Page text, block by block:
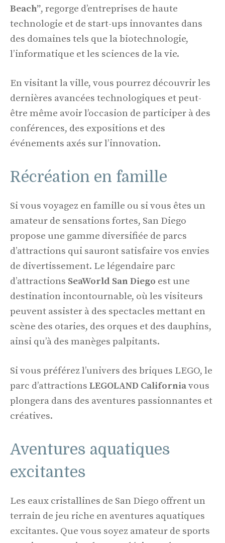
Beach”, regorge d’entreprises de haute
technologie et de start-ups innovantes dans
des domaines tels que la biotechnologie,
l’informatique et les sciences de la vie.
En visitant la ville, vous pourrez découvrir les
dernières avancées technologiques et peut-
être même avoir l’occasion de participer à des
conférences, des expositions et des
événements axés sur l’innovation.
Récréation en famille
Si vous voyagez en famille ou si vous êtes un
amateur de sensations fortes, San Diego
propose une gamme diversifiée de parcs
d’attractions qui sauront satisfaire vos envies
de divertissement. Le légendaire parc
d’attractions SeaWorld San Diego est une
destination incontournable, où les visiteurs
peuvent assister à des spectacles mettant en
scène des otaries, des orques et des dauphins,
ainsi qu’à des manèges palpitants.
Si vous préférez l’univers des briques LEGO, le
parc d’attractions LEGOLAND Californiavous
plongera dans des aventures passionnantes et
créatives.
Aventures aquatiques
excitantes
Les eaux cristallines de San Diego offrent un
terrain de jeu riche en aventures aquatiques
excitantes. Que vous soyez amateur de sports